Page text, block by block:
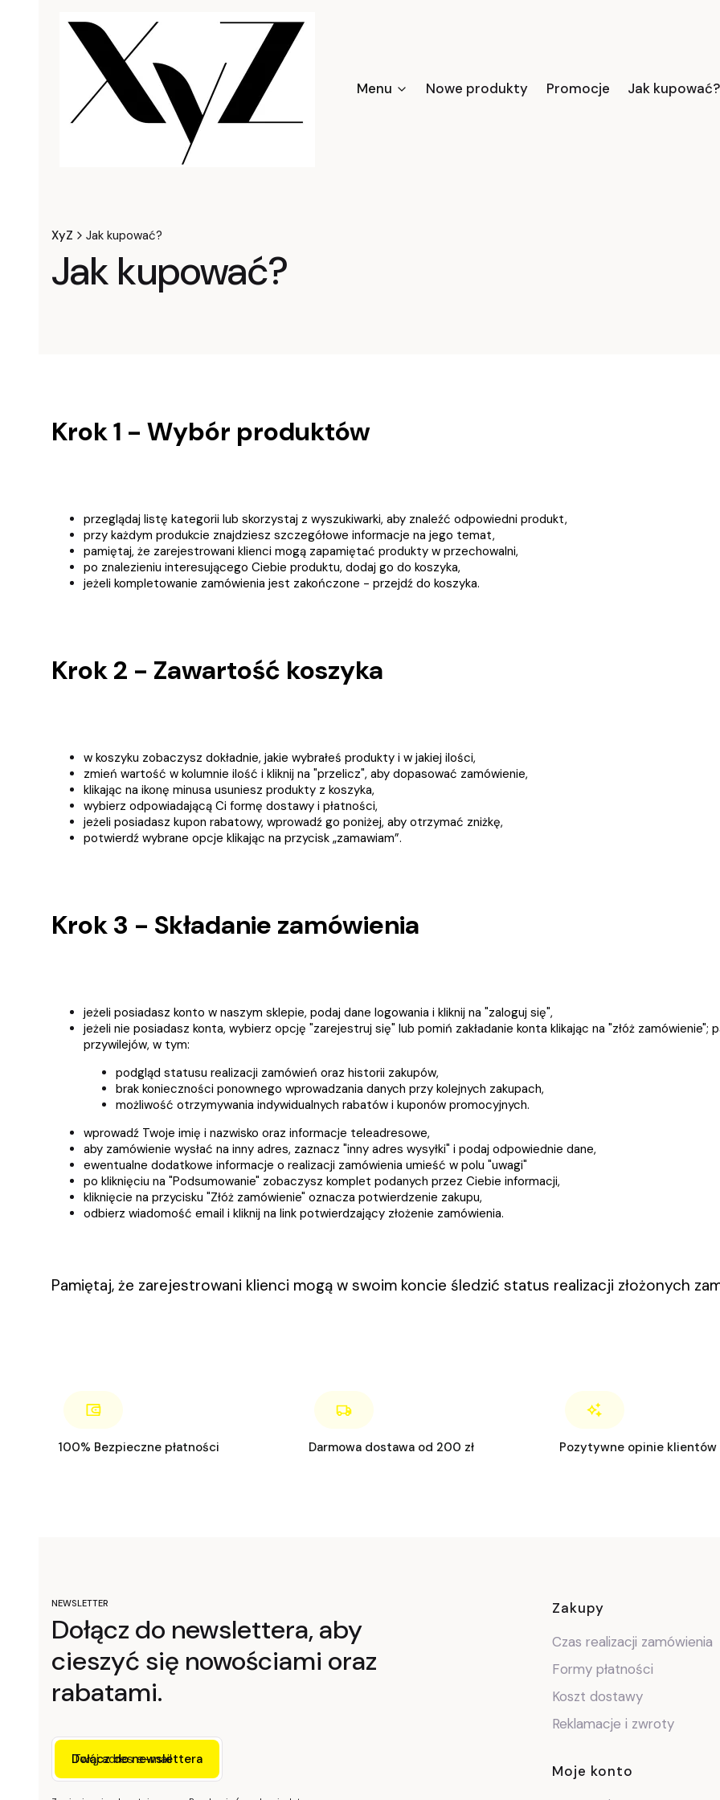
Menu Nowe produkty Promocje Jak kupować?
XyZ Jak kupować?
Jak kupować?
Krok 1 - Wybór produktów
przeglądaj listę kategorii lub skorzystaj z wyszukiwarki, aby znaleźć odpowiedni produkt,
przy każdym produkcie znajdziesz szczegółowe informacje na jego temat,
pamiętaj, że zarejestrowani klienci mogą zapamiętać produkty w przechowalni,
po znalezieniu interesującego Ciebie produktu, dodaj go do koszyka,
jeżeli kompletowanie zamówienia jest zakończone - przejdź do koszyka.
Krok 2 - Zawartość koszyka
w koszyku zobaczysz dokładnie, jakie wybrałeś produkty i w jakiej ilości,
zmień wartość w kolumnie ilość i kliknij na "przelicz", aby dopasować zamówienie,
klikając na ikonę minusa usuniesz produkty z koszyka,
wybierz odpowiadającą Ci formę dostawy i płatności,
jeżeli posiadasz kupon rabatowy, wprowadź go poniżej, aby otrzymać zniżkę,
potwierdź wybrane opcje klikając na przycisk „zamawiam”.
Krok 3 - Składanie zamówienia
jeżeli posiadasz konto w naszym sklepie, podaj dane logowania i kliknij na "zaloguj się",
jeżeli nie posiadasz konta, wybierz opcję "zarejestruj się" lub pomiń zakładanie konta klikając na "złóż
przywilejów, w tym:
podgląd statusu realizacji zamówień oraz historii zakupów,
brak konieczności ponownego wprowadzania danych przy kolejnych zakupach,
możliwość otrzymywania indywidualnych rabatów i kuponów promocyjnych.
wprowadź Twoje imię i nazwisko oraz informacje teleadresowe,
aby zamówienie wysłać na inny adres, zaznacz "inny adres wysyłki" i podaj odpowiednie dane,
ewentualne dodatkowe informacje o realizacji zamówienia umieść w polu "uwagi"
po kliknięciu na "Podsumowanie" zobaczysz komplet podanych przez Ciebie informacji,
kliknięcie na przycisku "Złóż zamówienie" oznacza potwierdzenie zakupu,
odbierz wiadomość email i kliknij na link potwierdzający złożenie zamówienia.
Pamiętaj, że zarejestrowani klienci mogą w swoim koncie śledzić status realizacji złożonych
100% Bezpieczne płatności Darmowa dostawa od 200 zł Pozytywne opinie klientów
NEWSLETTER
Dołącz do newslettera, aby
cieszyć się nowościami oraz
rabatami.
Twój adres e-mail
Dołącz do newslettera
Linki w
Zakupy
Czas realizacji zamówienia
Formy płatności
Koszt dostawy
Reklamacje i zwroty
Moje konto